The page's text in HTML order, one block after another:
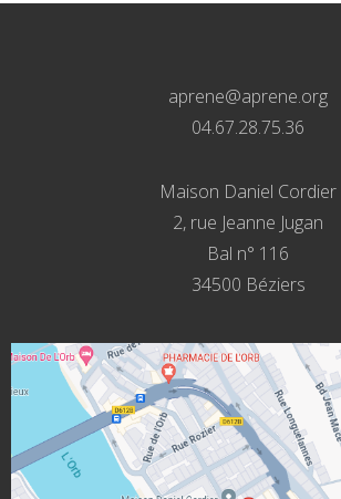
aprene@aprene.org
04.67.28.75.36
Maison Daniel Cordier
2, rue Jeanne Jugan
Bal n° 116
34500 Béziers